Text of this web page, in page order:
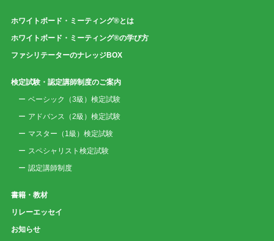
ホワイトボード・ミーティング®とは
ホワイトボード・ミーティング®の学び方
ファシリテーターのナレッジBOX
検定試験・認定講師制度のご案内
ベーシック（3級）検定試験
アドバンス（2級）検定試験
マスター（1級）検定試験
スペシャリスト検定試験
認定講師制度
書籍・教材
リレーエッセイ
お知らせ